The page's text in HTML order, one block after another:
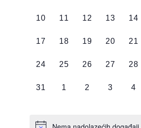
0
10
0
11
0
12
0
13
0
14
0
17
0
18
0
19
0
20
0
21
0
24
0
25
0
26
0
27
0
28
0
31
0
1
0
2
0
3
0
4